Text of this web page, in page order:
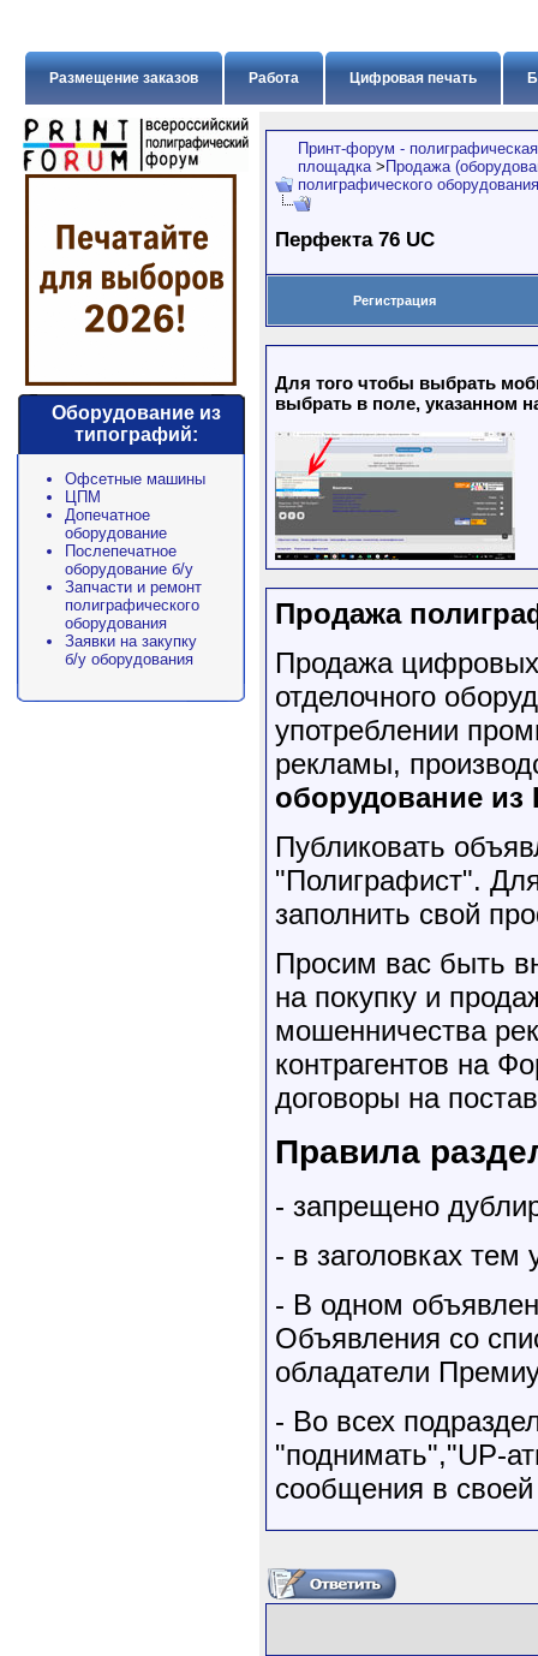
Цифровая печать
Работа
Размещение заказов
Оборудование из
типографий:
Офсетные машины
ЦПМ
Допечатное
оборудование
Послепечатное
оборудование б/у
Запчасти и ремонт
полиграфического
оборудования
Заявки на закупку
б/у оборудования
Принт-форум -
площадка > Продажа
полиграфического оборудования
Перфекта 76 UC
Регистрация
Для того чтобы выбрать
выбрать в поле, указанном
Продажа
Продажа
отделочного
употреблении
рекламы,
оборудование
Публиковать
"Полиграфист".
заполнить свой
Просим вас быть
на покупку и
мошенничества
контрагентов на
договоры на
Правила
- запрещено
- в заголовках тем
- В одном
Объявления со
обладатели
- Во всех
"поднимать","UP-
сообщения в